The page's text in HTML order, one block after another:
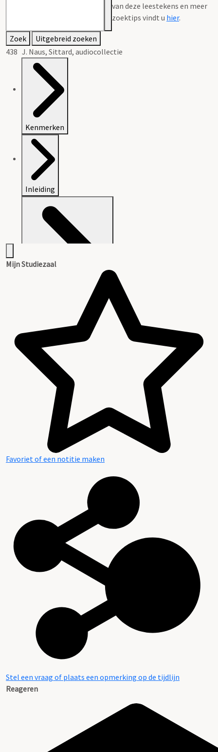
van deze leestekens en meer
zoektips vindt u hier.
Zoek
Uitgebreid zoeken
438 J. Naus, Sittard, audiocollectie
Kenmerken
Inleiding
Overzicht per onderwerp:
Mijn Studiezaal
Favoriet of een notitie maken
Stel een vraag of plaats een opmerking op de tijdlijn
Reageren